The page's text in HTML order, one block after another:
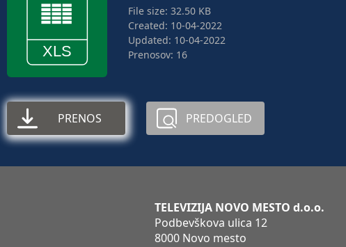
File size: 32.50 KB
Created: 10-04-2022
Updated: 10-04-2022
Prenosov: 16
PRENOS PREDOGLED
TELEVIZIJA NOVO MESTO d.o.o.
Podbevškova ulica 12
8000 Novo mesto